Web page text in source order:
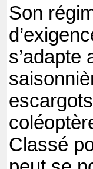
Son
s’adapte
Classé